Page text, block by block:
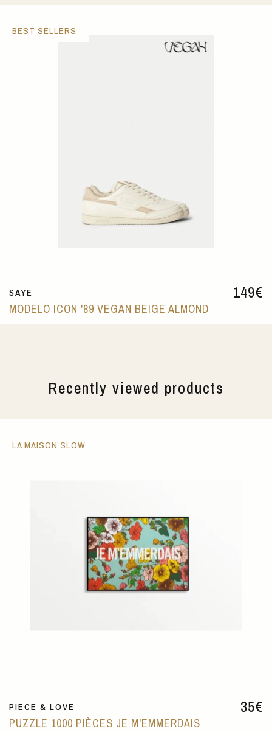
149€
SAYE
MODELO ICON '89 VEGAN BEIGE ALMOND
BEST SELLERS
Recently viewed products
35€
PIECE & LOVE
PUZZLE 1000 PIÈCES JE M'EMMERDAIS
LA MAISON SLOW